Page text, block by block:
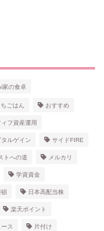
家の食卓
ごはん おすすめ
ィフ資産運用
タルゲイン サイドFIRE
トへの道 メルカリ
学資資金
頓 日本高配当株
楽天ポイント
ス 片付け